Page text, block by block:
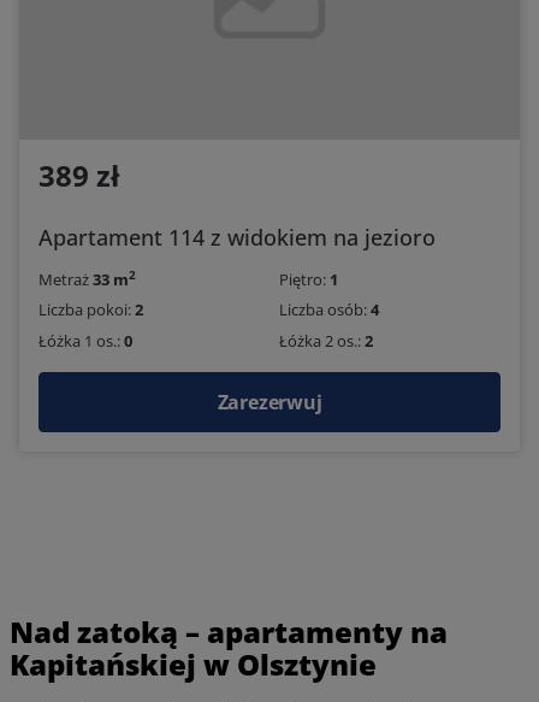
389 zł
Apartament 114 z widokiem na jezioro
Metraż33 m2 Piętro: 1
Liczba pokoi:2 Liczba osób:4
Łóżka 1 os.:0 Łóżka 2 os.:2
Zarezerwuj
Nad zatoką – apartamenty na
Kapitańskiej w Olsztynie